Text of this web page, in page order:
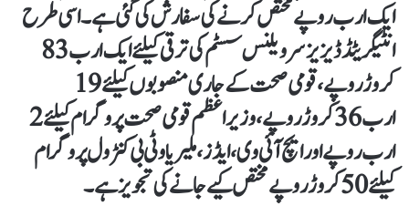
ایک ارب روپے مختص کرنے کی سفارش کی گئی ہے۔اسی طرح
انٹیگریٹڈ ڈیزیز سرویلنس سسٹم کی ترقی کیلئے ایک ارب 83
کروڑ روپے، قومی صحت کے جاری منصوبوں کیلئے 19
ارب 36 کروڑ روپے، وزیراعظم قومی صحت پروگرام کیلئے 2
ارب روپے اور ایچ آئی وی، ایڈز، ملیریا و ٹی بی کنٹرول پروگرام
کیلئے 50 کروڑ روپے مختص کیے جانے کی تجویز ہے۔